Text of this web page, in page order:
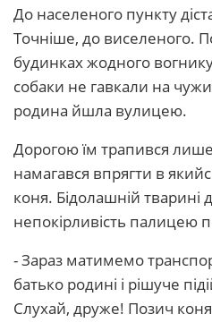
До населеного пункту
Точніше, до виселеного.
будинках жодного
собаки не гавкали на
родина йшла вулицею.
Дорогою їм трапився
намагався впрягти в
коня. Бідолашній тварині
непокірливість палицею
- Зараз матимемо
батько родині і рішуче
Слухай, друже! Позич